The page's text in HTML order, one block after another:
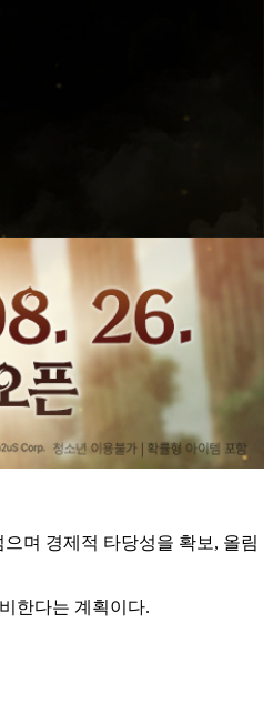
며 경제적 타당성을 확보, 올림
한다는 계획이다.